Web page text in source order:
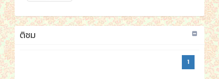
ติชม
1